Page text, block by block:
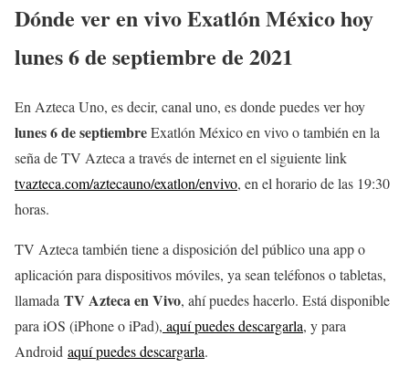
Dónde ver en vivo Exatlón México hoy
lunes 6de septiembre de 2021
En Azteca Uno, es decir, canal uno, es donde puedes ver hoy
lunes 6de septiembreExatlón México en vivo o también en la
seña de TV Azteca a través de internet en el siguiente link
tvazteca.com/aztecauno/exatlon/envivo, en el horario de las 19:30
horas.
TV Azteca también tiene a disposición del público una app o
aplicación para dispositivos móviles, ya sean teléfonos o tabletas,
llamada TV Azteca en Vivo, ahí puedes hacerlo. Está disponible
para iOS (iPhone o iPad), aquí puedes descargarla, y para
Android aquí puedes descargarla.